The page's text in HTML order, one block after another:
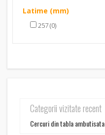
Latime (mm)
257 (0)
Categorii vizitate recent
Cercuri din tabla ambutisata